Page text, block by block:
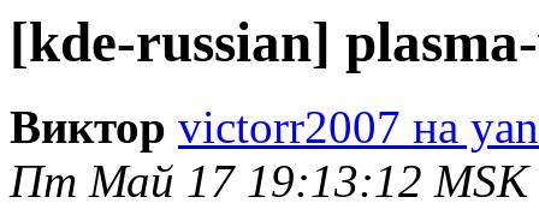
[kde-russian]
Виктор victorr2007 на
Пт Май 17 19:13:12 MSK